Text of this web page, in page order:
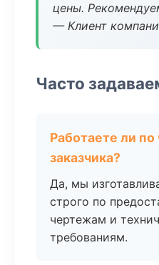
цены.
— Клиент
Часто
Работаете ли
заказчика?
Да, мы
строго по
чертежам и
требованиям.